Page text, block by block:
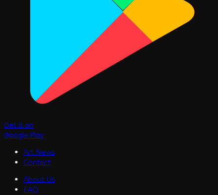
Get it on
Google Play
Art News
Contact
About Us
FAQ